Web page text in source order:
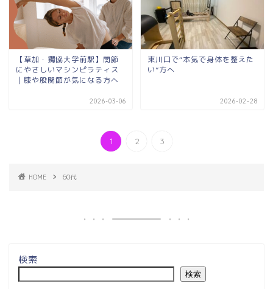
【草加・獨協大学前駅】関節
にやさしいマシンピラティス
｜膝や股関節が気になる方へ
2026-03-06
東川口で“本気で身体を整えた
い”方へ
2026-02-28
1 2 3
HOME 60代
検索
検索